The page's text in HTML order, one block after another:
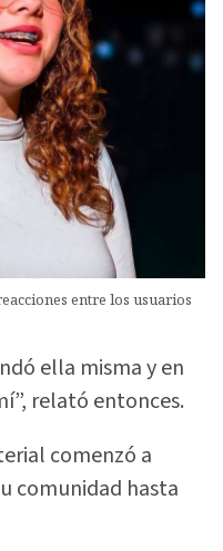
entre los usuarios
ella misma y en
relató entonces.
comenzó a
comunidad hasta